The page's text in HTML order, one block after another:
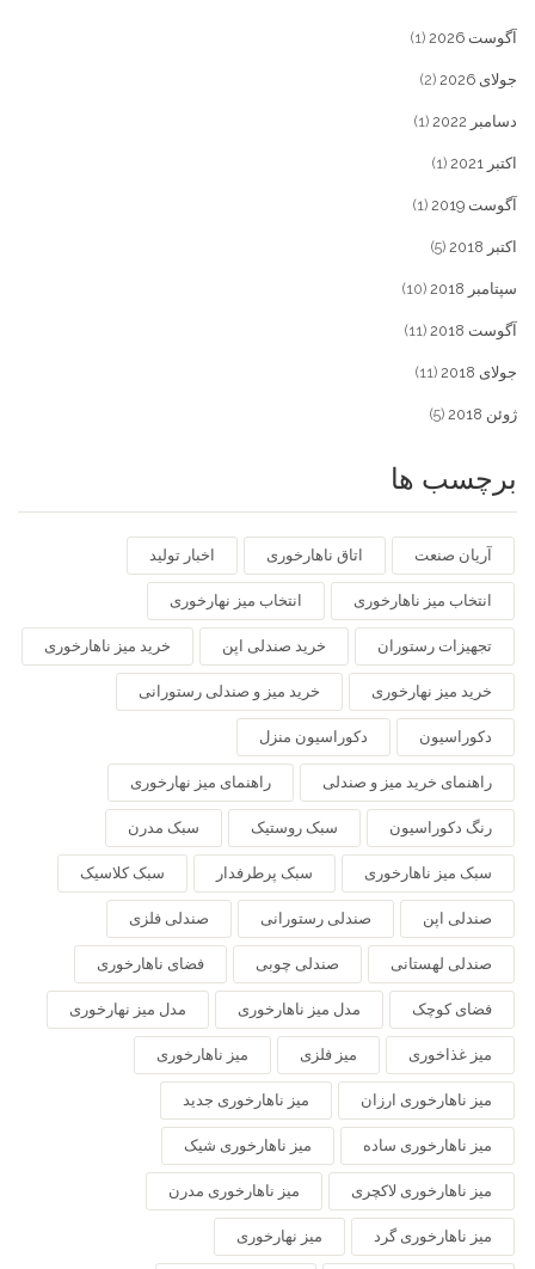
آگوست 2026 (1)
جولای 2026 (2)
دسامبر 2022 (1)
اکتبر 2021 (1)
آگوست 2019 (1)
اکتبر 2018 (5)
سپتامبر 2018 (10)
آگوست 2018 (11)
جولای 2018 (11)
ژوئن 2018 (5)
برچسب ها
آریان صنعت اتاق ناهارخوری اخبار تولید
انتخاب میز ناهارخوری انتخاب میز نهارخوری
تجهیزات رستوران خرید صندلی اپن خرید میز ناهارخوری
خرید میز نهارخوری خرید میز و صندلی رستورانی
دکوراسیون دکوراسیون منزل
راهنمای خرید میز و صندلی راهنمای میز نهارخوری
رنگ دکوراسیون سبک روستیک سبک مدرن
سبک میز ناهارخوری سبک پرطرفدار سبک کلاسیک
صندلی اپن صندلی رستورانی صندلی فلزی
صندلی لهستانی صندلی چوبی فضای ناهارخوری
فضای کوچک مدل میز ناهارخوری مدل میز نهارخوری
میز غذاخوری میز فلزی میز ناهارخوری
میز ناهارخوری ارزان میز ناهارخوری جدید
میز ناهارخوری ساده میز ناهارخوری شیک
میز ناهارخوری لاکچری میز ناهارخوری مدرن
میز ناهارخوری گرد میز نهارخوری